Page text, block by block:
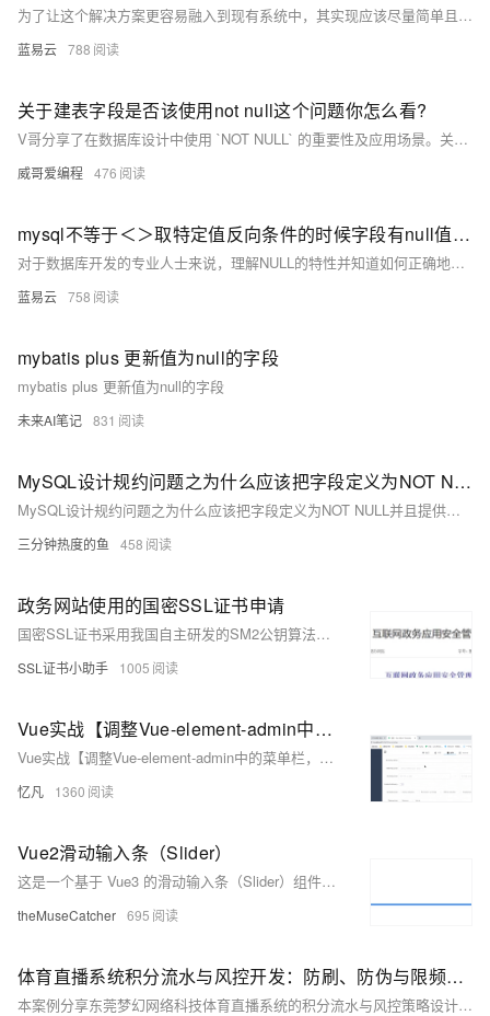
为了让这个解决方案更容易融入到现有系统中，其实现应该尽量简单且无缝，避免重复代码，并提高代码复用性。结合上述方法中提供的策略，应可以解决在使用 `updateByPrimaryKeySelective()`方法时因字段为null导致的更新不成功问题。请根据实际业务需求和上下文选择最合适的方案。这样的解决方案能够达到更佳的代码质量和维护性。
蓝易云 788
关于建表字段是否该使用not null这个问题你怎么看?
V哥分享了在数据库设计中使用 `NOT NULL` 的重要性及应用场景。关键字段如用户名和邮箱应设为 `NOT NULL` 以确保数据完整性；可选字段如中间名和个人资料图片允许 `NULL` 提供更多灵活性。`NULL` 还可用于表示未知状态，如未发货的订单。外键设计需根据业务逻辑决定是否使用 `NOT NULL`。此外，`NOT NULL` 可优化查询性能，但在扩展性和数据兼容性方面，允许 `NULL` 更具优势。结合业务需求和数据统计，合理使用 `NOT NULL` 可确保数据完整性和灵活性。
威哥爱编程 476
mysql不等于＜＞取特定值反向条件的时候字段有null值或空值读取不到数据
对于数据库开发的专业人士来说，理解NULL的特性并知道如何正确地在查询中处理它们是非常重要的。以上所介绍的技巧和实例可以帮助你更精准地执行数据库查询，并确保数据的完整性和准确性。在编写代码和设计数据库结构时，牢记这些细节将有助于你避免许多常见的错误，提高数据库应用的质量与性能。
蓝易云 758
mybatis plus 更新值为null的字段
mybatis plus 更新值为null的字段
未来AI笔记 831
MySQL设计规约问题之为什么应该把字段定义为NOT NULL并且提供默认值
MySQL设计规约问题之为什么应该把字段定义为NOT NULL并且提供默认值
三分钟热度的鱼 458
政务网站使用的国密SSL证书申请
国密SSL证书采用我国自主研发的SM2公钥算法体系及国密SSL安全协议，符合国家政策与法规要求，提供身份验证、数据加密和完整性保护，广泛应用于政府机构的信息系统，确保政务数据安全。以下是申请步骤简介。
SSL证书小助手 1005
Vue实战【调整Vue-element-admin中的菜单栏，并添加顶部模块菜单栏】
Vue实战【调整Vue-element-admin中的菜单栏，并添加顶部模块菜单栏】
忆凡 1360
Vue2滑动输入条（Slider）
这是一个基于 Vue3 的滑动输入条（Slider）组件，提供了丰富的自定义选项，如最小值、最大值、初始值、宽度、禁用状态及双滑块模式等。用户可通过拖动滑块或点击输入条调整数值。代码示例展示了如何创建组件及在页面中引入使用。包含单滑块与双滑块模式的效果图。
theMuseCatcher 695
体育直播系统积分流水与风控开发：防刷、防伪与限频实现
本案例分享东莞梦幻网络科技体育直播系统的积分流水与风控策略设计，涵盖防刷、防伪、限频三大层面，结合ThinkPHP+MySQL+Redis+WebSocket技术栈，实现积分透明记录、接口限流、设备识别与行为分析，保障积分系统安全与稳定。